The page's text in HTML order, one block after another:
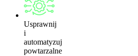
Usprawnij
i
automatyzuj
powtarzalne